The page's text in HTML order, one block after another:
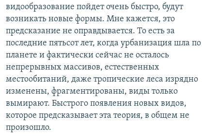
видообразование пойдет очень быстро, будут
возникать новые формы. Мне кажется, это
предсказание не оправдывается. То есть за
последние пятьсот лет, когда урбанизация шла по
планете и фактически сейчас не осталось
непрерывных массивов, естественных
местообитаний, даже тропические леса изрядно
изменены, фрагментированы, виды только
вымирают. Быстрого появления новых видов,
которое предсказывает эта теория, в общем не
произошло.